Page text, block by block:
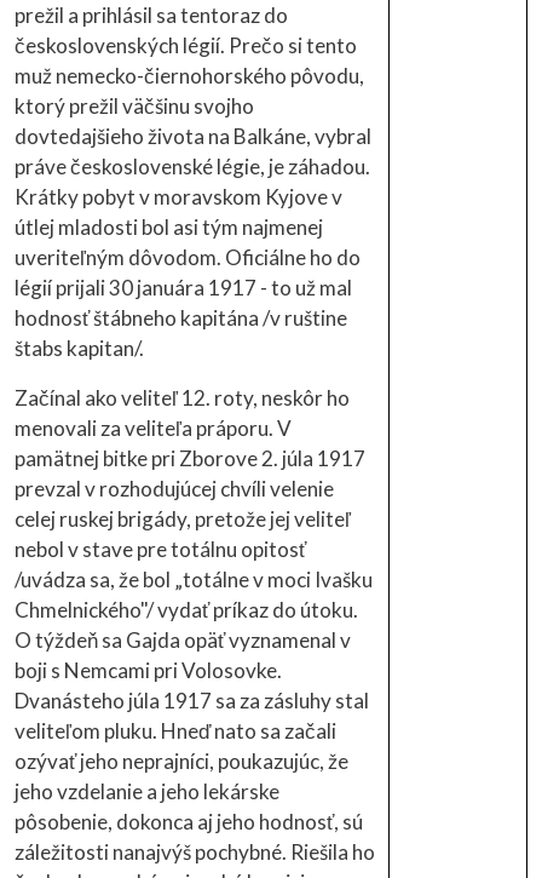
prežil a prihlásil sa tentoraz do
československých légií. Prečo si tento
muž nemecko-čiernohorského pôvodu,
ktorý prežil väčšinu svojho
dovtedajšieho života na Balkáne, vybral
práve československé légie, je záhadou.
Krátky pobyt v moravskom Kyjove v
útlej mladosti bol asi tým najmenej
uveriteľným dôvodom. Oficiálne ho do
légií prijali 30 januára 1917 - to už mal
hodnosť štábneho kapitána /v ruštine
štabs kapitan/.
Začínal ako veliteľ 12. roty, neskôr ho
menovali za veliteľa práporu. V
pamätnej bitke pri Zborove 2. júla 1917
prevzal v rozhodujúcej chvíli velenie
celej ruskej brigády, pretože jej veliteľ
nebol v stave pre totálnu opitosť
/uvádza sa, že bol „totálne v moci Ivašku
Chmelnického"/ vydať príkaz do útoku.
O týždeň sa Gajda opäť vyznamenal v
boji s Nemcami pri Volosovke.
Dvanásteho júla 1917 sa za zásluhy stal
veliteľom pluku. Hneď nato sa začali
ozývať jeho neprajníci, poukazujúc, že
jeho vzdelanie a jeho lekárske
pôsobenie, dokonca aj jeho hodnosť, sú
záležitosti nanajvýš pochybné. Riešila ho